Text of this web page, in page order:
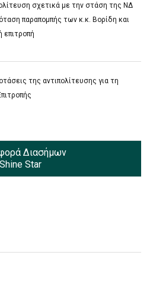
σχετικά με την στάση της ΝΔ
παραπομπής των κ.κ. Βορίδη και
επιτροπή
της αντιπολίτευσης για τη
Διασήμων
Shine Star